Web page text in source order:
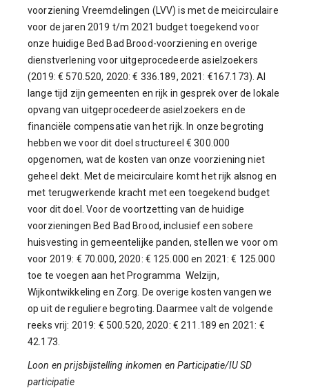
voorziening Vreemdelingen (LVV) is met de meicirculaire
voor de jaren 2019 t/m 2021 budget toegekend voor
onze huidige Bed Bad Brood-voorziening en overige
dienstverlening voor uitgeprocedeerde asielzoekers
(2019: € 570.520, 2020: € 336.189, 2021: €167.173). Al
lange tijd zijn gemeenten en rijk in gesprek over de lokale
opvang van uitgeprocedeerde asielzoekers en de
financiële compensatie van het rijk. In onze begroting
hebben we voor dit doel structureel € 300.000
opgenomen, wat de kosten van onze voorziening niet
geheel dekt. Met de meicirculaire komt het rijk alsnog en
met terugwerkende kracht met een toegekend budget
voor dit doel. Voor de voortzetting van de huidige
voorzieningen Bed Bad Brood, inclusief een sobere
huisvesting in gemeentelijke panden, stellen we voor om
voor 2019: € 70.000, 2020: € 125.000 en 2021: € 125.000
toe te voegen aan het Programma Welzijn,
Wijkontwikkeling en Zorg. De overige kosten vangen we
op uit de reguliere begroting. Daarmee valt de volgende
reeks vrij: 2019: € 500.520, 2020: € 211.189 en 2021: €
42.173.
Loon en prijsbijstelling inkomen en Participatie/IU SD
participatie